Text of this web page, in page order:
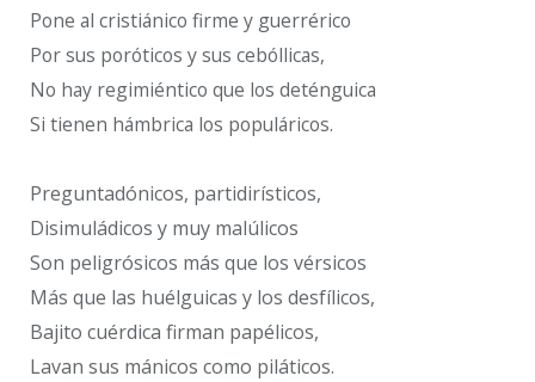
Pone al cristiánico firme y guerrérico
Por sus poróticos y sus cebóllicas,
No hay regimiéntico que los deténguica
Si tienen hámbrica los populáricos.
Preguntadónicos, partidirísticos,
Disimuládicos y muy malúlicos
Son peligrósicos más que los vérsicos
Más que las huélguicas y los desfílicos,
Bajito cuérdica firman papélicos,
Lavan sus mánicos como piláticos.